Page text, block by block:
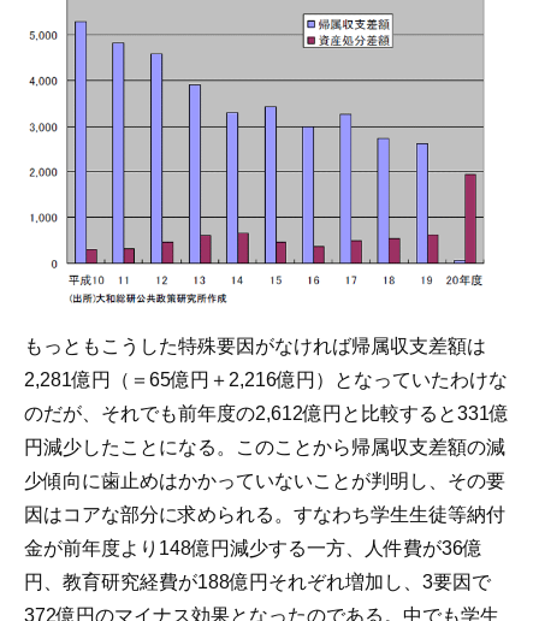
もっともこうした特殊要因がなければ帰属収支差額は
2,281億円（＝65億円＋2,216億円）となっていたわけな
のだが、それでも前年度の2,612億円と比較すると331億
円減少したことになる。このことから帰属収支差額の減
少傾向に歯止めはかかっていないことが判明し、その要
因はコアな部分に求められる。すなわち学生生徒等納付
金が前年度より148億円減少する一方、人件費が36億
円、教育研究経費が188億円それぞれ増加し、3要因で
372億円のマイナス効果となったのである。中でも学生